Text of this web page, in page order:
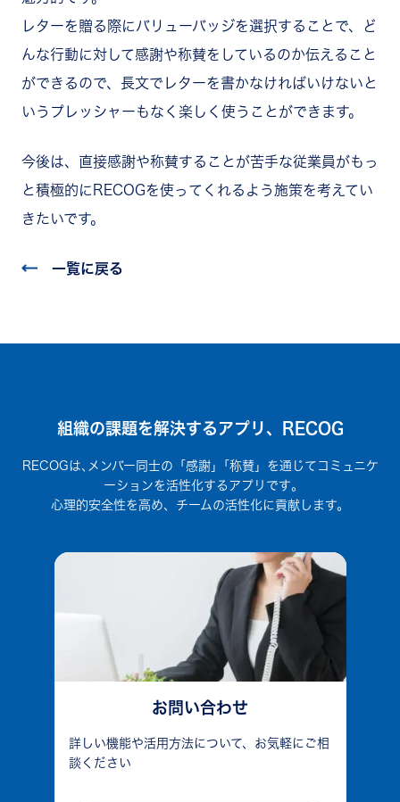
レターを贈る際にバリューバッジを選択することで、ど
んな行動に対して感謝や称賛をしているのか伝えること
ができるので、長文でレターを書かなければいけないと
いうプレッシャーもなく楽しく使うことができます。
今後は、直接感謝や称賛することが苦手な従業員がもっ
と積極的にRECOGを使ってくれるよう施策を考えてい
きたいです。
一覧に戻る
組織の課題を解決するアプリ、RECOG
RECOGは､メンバー同士の「感謝」｢称賛」を通じてコミュニケ
ーションを活性化するアプリです｡
心理的安全性を高め、チームの活性化に貢献します。
お問い合わせ
詳しい機能や活用方法について、お気軽にご相
談ください